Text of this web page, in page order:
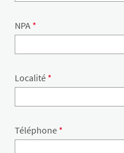
NPA *
Localité *
Téléphone *